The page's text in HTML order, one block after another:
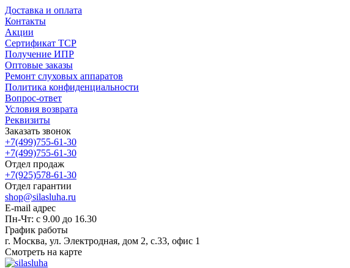
Доставка и оплата
Контакты
Акции
Сертификат ТСР
Получение ИПР
Оптовые заказы
Ремонт слуховых аппаратов
Политика конфиденциальности
Вопрос-ответ
Условия возврата
Реквизиты
Заказать звонок
+7(499)755-61-30
+7(499)755-61-30
Отдел продаж
+7(925)578-61-30
Отдел гарантии
shop@silasluha.ru
E-mail адрес
Пн-Чт: с 9.00 до 16.30
График работы
г. Москва, ул. Электродная, дом 2, с.33, офис 1
Смотреть на карте